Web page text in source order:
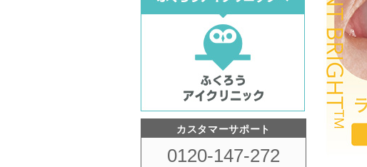
カスタマーサポート
0120-147-272